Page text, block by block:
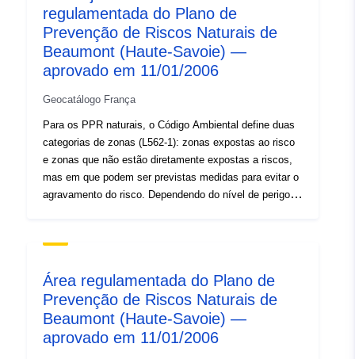
requisitos adaptados ao tipo de emissão; 3- zonas não
diretamente expostas a riscos, mas em que
construções, obras, empreendimentos ou explorações
agrícolas, agrícolas, florestais, artesanais, comerciais
ou industriais podem agravar riscos ou causar novos
riscos, sujeitos a proibições ou requisitos (cf. artigo
aplica-se apenas aos PPR naturais.
regulamentada do Plano de
Prevenção de Riscos Naturais de
Beaumont (Haute-Savoie) —
aprovado em 11/01/2006
Geocatálogo França
Para os PPR naturais, o Código Ambiental define duas
categorias de zonas (L562-1): zonas expostas ao risco
e zonas que não estão diretamente expostas a riscos,
mas em que podem ser previstas medidas para evitar o
agravamento do risco. Dependendo do nível de perigo,
zonas: 1- «Estrutura de zonas proibidas», denominadas
e a regra geral é a proibição de construção; 2- «zonas
prescritas», designadas por «zonas azuis», em que o
nível de perigo é médio e os projetos estão sujeitos a
requisitos adaptados ao tipo de emissão; 3- zonas não
Área regulamentada do Plano de
Prevenção de Riscos Naturais de
Beaumont (Haute-Savoie) —
aprovado em 11/01/2006